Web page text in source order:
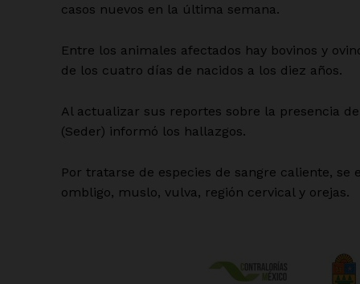
casos nuevos en la última semana.
Entre los animales afectados hay bovinos y
de los cuatro días de nacidos a los diez años.
Al actualizar sus reportes sobre la presencia
(Seder) informó los hallazgos.
Por tratarse de especies de sangre caliente,
ombligo, muslo, vulva, región cervical y orejas.